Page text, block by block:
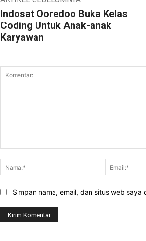
Indosat Ooredoo Buka Kelas
Coding Untuk Anak-anak
Karyawan
Nama:*
Simpan nama, email, dan situs web